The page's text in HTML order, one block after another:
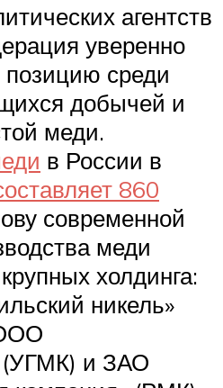
агентств
уверенно
среди
добычей и
меди.
в России в
860
современной
меди
холдинга:
никель»
(УГМК) и ЗАО